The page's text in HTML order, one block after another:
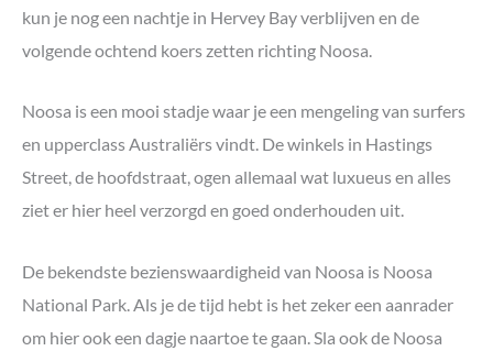
kun je nog een nachtje in Hervey Bay verblijven en de
volgende ochtend koers zetten richting Noosa.
Noosa is een mooi stadje waar je een mengeling van surfers
en upperclass Australiërs vindt. De winkels in Hastings
Street, de hoofdstraat, ogen allemaal wat luxueus en alles
ziet er hier heel verzorgd en goed onderhouden uit.
De bekendste bezienswaardigheid van Noosa is Noosa
National Park. Als je de tijd hebt is het zeker een aanrader
om hier ook een dagje naartoe te gaan. Sla ook de Noosa